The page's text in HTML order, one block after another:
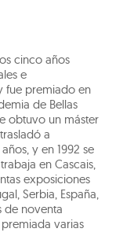
cinco años
e
fue premiado en
de Bellas
obtuvo un máster
a
y en 1992 se
en Cascais,
exposiciones
Serbia, España,
de noventa
varias